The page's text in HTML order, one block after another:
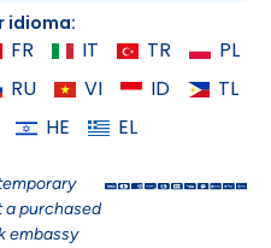
idioma:
FR IT TR
PL
RU VI ID
TL
HE EL
a purchased
embassy